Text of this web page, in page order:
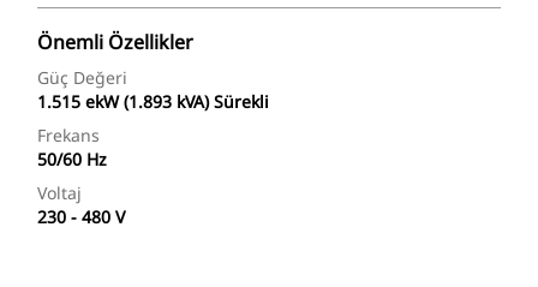
Önemli Özellikler
Güç Değeri
1.515 ekW (1.893 kVA) Sürekli
Frekans
50/60 Hz
Voltaj
230 - 480 V